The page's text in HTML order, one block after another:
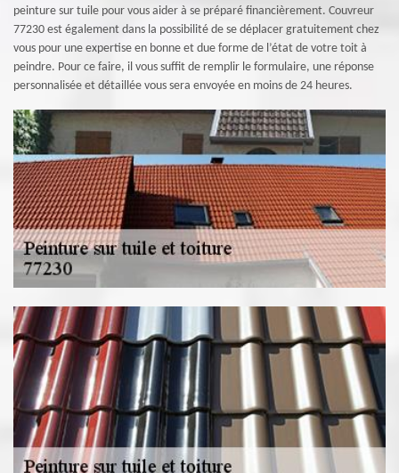
peinture sur tuile pour vous aider à se préparé financièrement. Couvreur
77230 est également dans la possibilité de se déplacer gratuitement chez
vous pour une expertise en bonne et due forme de l’état de votre toit à
peindre. Pour ce faire, il vous suffit de remplir le formulaire, une réponse
personnalisée et détaillée vous sera envoyée en moins de 24 heures.